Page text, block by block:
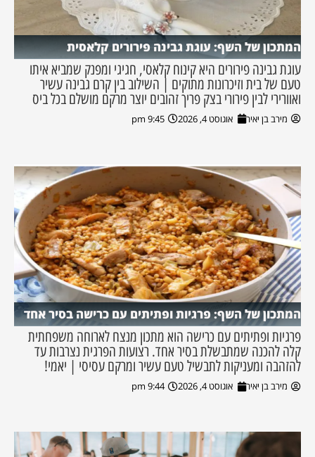
המתכון של השף: עוגת גבינה פירורים קלאסית
עוגת גבינה פירורים היא קינוח קלאסי, חגיגי ומפנק שמביא איתו
טעם של בית וזיכרונות מתוקים | השילוב בין קרם גבינה עשיר
ואוורירי לבין פירורי בצק פריך זהובים יוצר מרקם מושלם בכל ביס
מירב בן יאיר אוגוסט 4, 2026 9:45 pm
המתכון של השף: פרגיות ופתיתים עם כרישה בסיר אחד
פרגיות ופתיתים עם כרישה הוא מתכון מנצח לארוחה משפחתית
קלה להכנה שמתבשלת בסיר אחד. רצועות הפרגית נצרבות עד
להזהבה ומעניקות לתבשיל טעם עשיר ומרקם עסיסי | יאמי!
מירב בן יאיר אוגוסט 4, 2026 9:44 pm